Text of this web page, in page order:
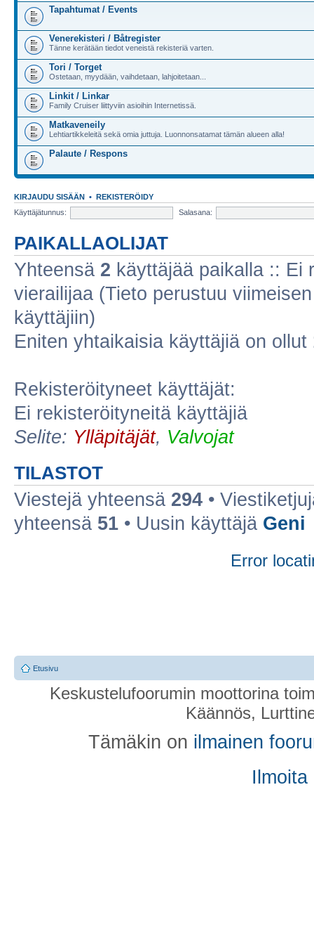
Tapahtumat / Events
Venerekisteri / Båtregister
Tänne kerätään tiedot veneistä rekisteriä varten.
Tori / Torget
Ostetaan, myydään, vaihdetaan, lahjoitetaan...
Linkit / Linkar
Family Cruiser liittyviin asioihin Internetissä.
Matkaveneily
Lehtiartikkeleitä sekä omia juttuja. Luonnonsatamat tämän alueen alla!
Palaute / Respons
KIRJAUDU SISÄÄN • REKISTERÖIDY
Käyttäjätunnus:
Salasana:
PAIKALLAOLIJAT
Yhteensä 2 käyttäjää paikalla :: Ei
vierailijaa (Tieto perustuu
käyttäjiin)
Eniten yhtaikaisia käyttäjiä on ollut
Rekisteröityneet käyttäjät:
Ei rekisteröityneitä käyttäjiä
Selite: Ylläpitäjät, Valvojat
TILASTOT
Viestejä yhteensä 294 •
yhteensä 51 • Uusin käyttäjä Geni
Error
Etusivu
Keskustelufoorumin moottorina
Käännös,
Tämäkin on ilmainen